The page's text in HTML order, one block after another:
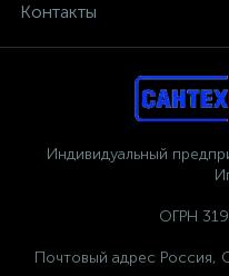
Контакты
Индивидуальный
ОГРН
Почтовый адрес Россия,